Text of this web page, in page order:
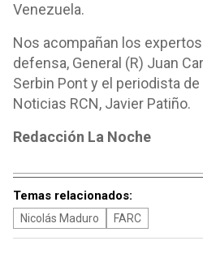
Venezuela.
Nos acompañan los
defensa, General (R) Juan
Serbin Pont y el periodista
Noticias RCN, Javier Patiño.
Redacción La Noche
Temas relacionados:
Nicolás Maduro FARC